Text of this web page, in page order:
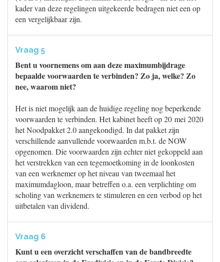
kader van deze regelingen uitgekeerde bedragen niet een op
een vergelijkbaar zijn.
Vraag 5
Bent u voornemens om aan deze maximumbijdrage
bepaalde voorwaarden te verbinden? Zo ja, welke? Zo
nee, waarom niet?
Het is niet mogelijk aan de huidige regeling nog beperkende
voorwaarden te verbinden. Het kabinet heeft op 20 mei 2020
het Noodpakket 2.0 aangekondigd. In dat pakket zijn
verschillende aanvullende voorwaarden m.b.t. de NOW
opgenomen. Die voorwaarden zijn echter niet gekoppeld aan
het verstrekken van een tegemoetkoming in de loonkosten
van een werknemer op het niveau van tweemaal het
maximumdagloon, maar betreffen o.a. een verplichting om
scholing van werknemers te stimuleren en een verbod op het
uitbetalen van dividend.
Vraag 6
Kunt u een overzicht verschaffen van de bandbreedte